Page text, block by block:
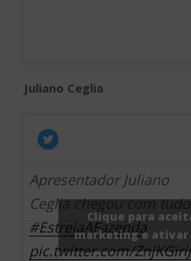
Juliano Ceglia
Apresentador Juliano
Ceglia chegou com
#EstreiaAFazenda
pic.twitter.com/
Clique para
marketing e